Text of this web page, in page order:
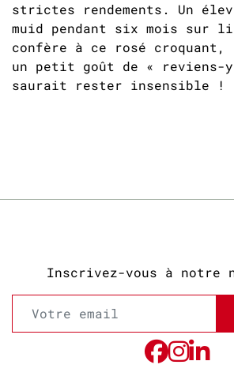
strictes rendements. Un
muid pendant six mois sur
confère à ce rosé croquant,
un petit goût de « reviens-
saurait rester insensible !
Inscrivez-vous à notre